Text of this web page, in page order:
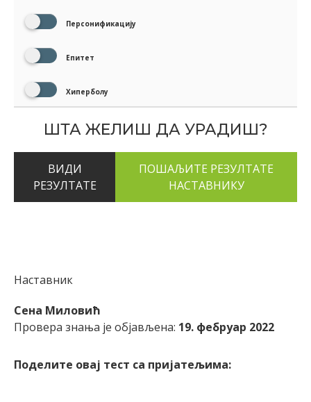
Персонификацију
Епитет
Хиперболу
ШТА ЖЕЛИШ ДА УРАДИШ?
ВИДИ
РЕЗУЛТАТЕ
Наставник
Сена Миловић
Провера знања је објављена: 19. фебруар 2022
Поделите овај тест са пријатељима: